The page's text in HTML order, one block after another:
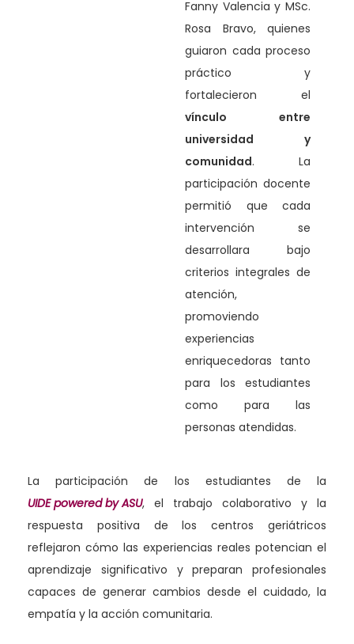
Fanny Valencia y MSc.
Rosa Bravo, quienes
guiaron cada proceso
práctico y
fortalecieron el
vínculo entre
universidad y
comunidad. La
participación docente
permitió que cada
intervención se
desarrollara bajo
criterios integrales de
atención,
promoviendo
experiencias
enriquecedoras tanto
para los estudiantes
como para las
personas atendidas.
La participación de los estudiantes de la
UIDE powered by ASU, el trabajo colaborativo y la
respuesta positiva de los centros geriátricos
reflejaron cómo las experiencias reales potencian el
aprendizaje significativo y preparan profesionales
capaces de generar cambios desde el cuidado, la
empatía y la acción comunitaria.